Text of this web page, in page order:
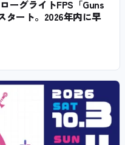
ーグライトFPS「Guns
タート。2026年内に早